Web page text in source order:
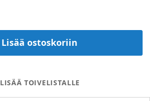
Lisää ostoskoriin
LISÄÄ TOIVELISTALLE